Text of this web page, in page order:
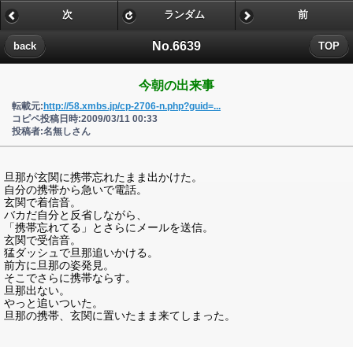
No.6639
back TOP
次 ランダム 前
今朝の出来事
転載元: http://58.xmbs.jp/cp-2706-n.php?guid=...
コピペ投稿日時:2009/03/11 00:33
投稿者:名無しさん
旦那が玄関に携帯忘れたまま出かけた。
自分の携帯から急いで電話。
玄関で着信音。
バカだ自分と反省しながら、
「携帯忘れてる」とさらにメールを送信。
玄関で受信音。
猛ダッシュで旦那追いかける。
前方に旦那の姿発見。
そこでさらに携帯ならす。
旦那出ない。
やっと追いついた。
旦那の携帯、玄関に置いたまま来てしまった。